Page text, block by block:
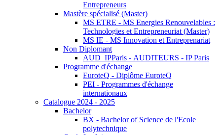
Entrepreneurs
Mastère spécialisé (Master)
MS ETRE - MS Energies Renouvelables :
Technologies et Entrepreneuriat (Master)
MS IE - MS Innovation et Entreprenariat
Non Diplomant
AUD_IPParis - AUDITEURS - IP Paris
Programme d'échange
EuroteQ - Diplôme EuroteQ
PEI - Programmes d'échange
internationaux
Catalogue 2024 - 2025
Bachelor
BX - Bachelor of Science de l'Ecole
polytechnique